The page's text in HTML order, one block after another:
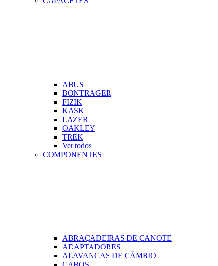
ABUS
BONTRAGER
FIZIK
KASK
LAZER
OAKLEY
TREK
Ver todos
COMPONENTES
ABRAÇADEIRAS DE CANOTE
ADAPTADORES
ALAVANCAS DE CÂMBIO
CABOS